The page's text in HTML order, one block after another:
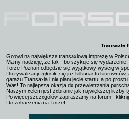
Transaxle
Gotowi na największą transaxlową imprezę w
Mamy nadzieję, że tak - bo szykuje się
Torze Poznań odbędzie się wyjątkowy wyścig w
Do rywalizacji zgłosiło się już kilkunastu
garażu Transaxla i nie planujecie startu, a po
Was! To najlepsza okazja do przewietrzenia
Naszym celem jest zebranie jak największej liczby
Po więcej szczegółów zapraszamy na forum -
Do zobaczenia na Torze!